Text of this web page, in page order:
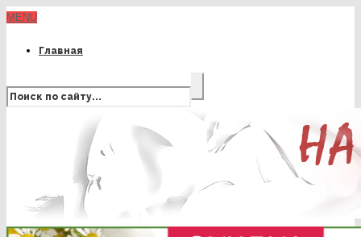
MENU
Главная